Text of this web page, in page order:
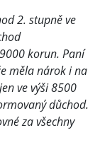
2. stupně ve
korun. Paní
měla nárok i na
ve výši 8500
důchod.
za všechny